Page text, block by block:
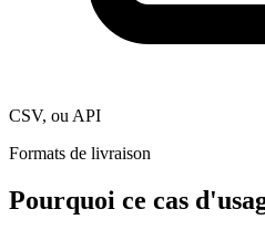
CSV, ou API
Formats de livraison
Pourquoi ce cas